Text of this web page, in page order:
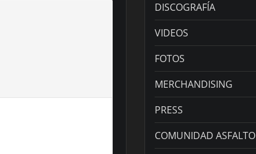
DISCOGRAFÍA
VIDEOS
FOTOS
MERCHANDISING
PRESS
COMUNIDAD ASFALTO